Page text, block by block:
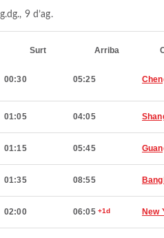
dg., 9 d’ag.
Surt Arriba
00:30 05:25
01:05 04:05
01:15 05:45
01:35 08:55
02:00 06:05 +1d New